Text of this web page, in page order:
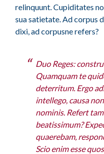
relinquunt. Cupiditates
sua satietate. Ad corpus
dixi, ad corpusne refers?
Duo Reges:
Quamquam te
deterritum. Ergo
intellego, causa
nominis. Refert
beatissimum?
quaerebam,
Scio enim esse